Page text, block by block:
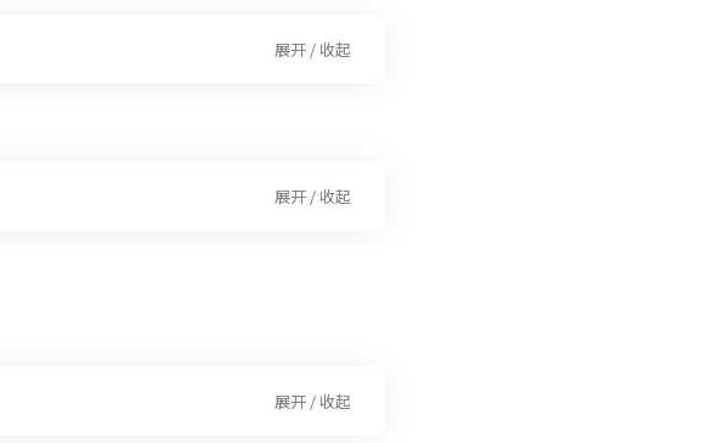
展开 / 收起
展开 / 收起
展开 / 收起